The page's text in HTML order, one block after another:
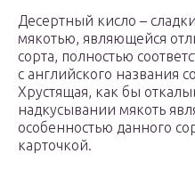
Десертный кисло –
мякотью, являющейся
сорта, полностью
с английского названия
Хрустящая, как бы
надкусывании мякоть
особенностью данного
карточкой.